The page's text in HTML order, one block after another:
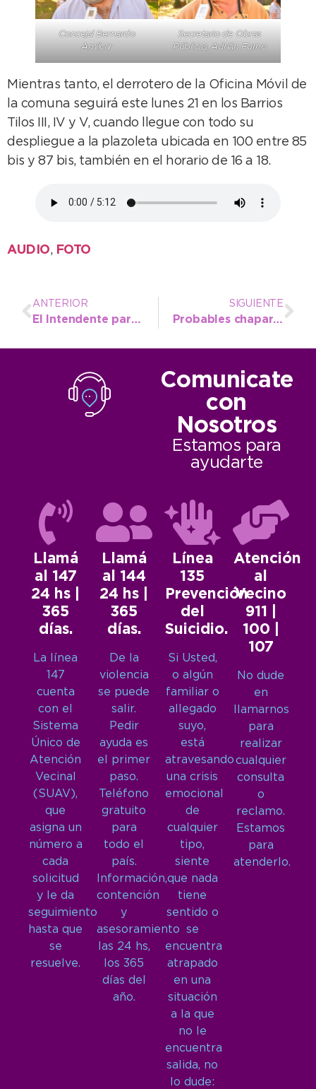
Concejal Bernardo
Amilcar
Secretario de Obras
Públicas, Adrián Furno
Mientras tanto, el derrotero de la Oficina Móvil de
la comuna seguirá este lunes 21 en los Barrios
Tilos III, IV y V, cuando llegue con todo su
despliegue a la plazoleta ubicada en 100 entre 85
bis y 87 bis, también en el horario de 16 a 18.
AUDIO, FOTO
ANTERIOR
El Intendente participó del acto por el 40° aniversario de la fundación del Ex Liceo Naval
SIGUIENTE
Probables chaparrones para este lunes y mejor clima a partir del miércoles
Comunicate
con
Nosotros
Estamos para
ayudarte
Llamá
al 147
24 hs |
365
días.
La línea
147
cuenta
con el
Sistema
Único de
Atención
Vecinal
(SUAV),
que
asigna un
número a
cada
solicitud
y le da
seguimiento
hasta que
se
resuelve.
Llamá
al 144
24 hs |
365
días.
De la
violencia
se puede
salir.
Pedir
ayuda es
el primer
paso.
Teléfono
gratuito
para
todo el
país.
Información,
contención
y
asesoramiento
las 24 hs,
los 365
días del
año.
Línea
135
Prevención
del
Suicidio.
Si Usted,
o algún
familiar o
allegado
suyo,
está
atravesando
una crisis
emocional
de
cualquier
tipo,
siente
que nada
tiene
sentido o
se
encuentra
atrapado
en una
situación
a la que
no le
encuentra
salida, no
lo dude:
Atención
al
Vecino
911 |
100 |
107
No dude
en
llamarnos
para
realizar
cualquier
consulta
o
reclamo.
Estamos
para
atenderlo.